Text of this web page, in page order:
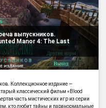
выпускников.
Manor 4: The Last
Коллекционное издание —
классический фильм «Blood
часть мистических игр из серии
кто любит тайны и паранормальные